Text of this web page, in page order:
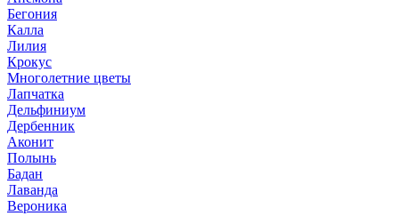
Бегония
Калла
Лилия
Крокус
Многолетние цветы
Лапчатка
Дельфиниум
Дербенник
Аконит
Полынь
Бадан
Лаванда
Вероника